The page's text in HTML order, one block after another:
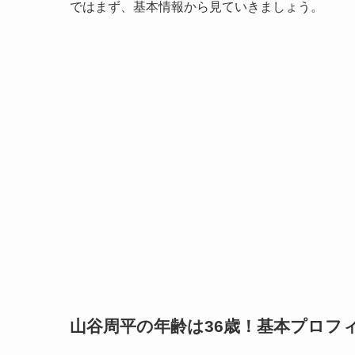
ではまず、基本情報から見ていきましょう。
山谷周平の年齢は36歳！基本プロフ